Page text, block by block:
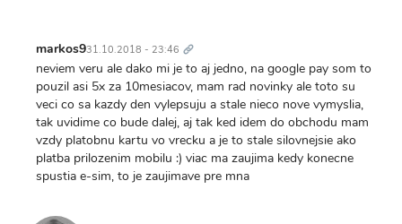
markos931.10.2018 - 23:46 odkaz
neviem veru ale dako mi je to aj jedno, na google pay som to
pouzil asi 5x za 10mesiacov, mam rad novinky ale toto su
veci co sa kazdy den vylepsuju a stale nieco nove vymyslia,
tak uvidime co bude dalej, aj tak ked idem do obchodu mam
vzdy platobnu kartu vo vrecku a je to stale silovnejsie ako
platba prilozenim mobilu :) viac ma zaujima kedy konecne
spustia e-sim, to je zaujimave pre mna